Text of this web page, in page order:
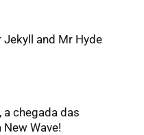
Jekyll and Mr Hyde
a chegada das
Wave!